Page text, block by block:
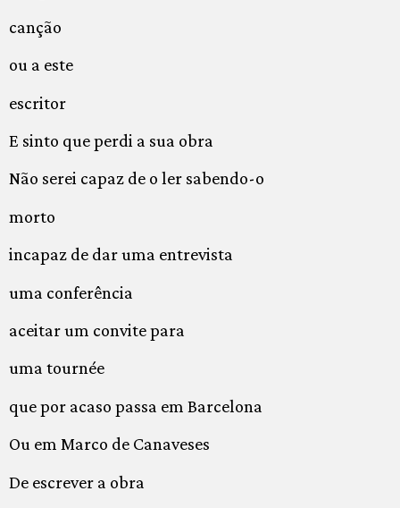
canção
ou a este
escritor
E sinto que perdi a sua obra
Não serei capaz de o ler sabendo-o
morto
incapaz de dar uma entrevista
uma conferência
aceitar um convite para
uma tournée
que por acaso passa em Barcelona
Ou em Marco de Canaveses
De escrever a obra